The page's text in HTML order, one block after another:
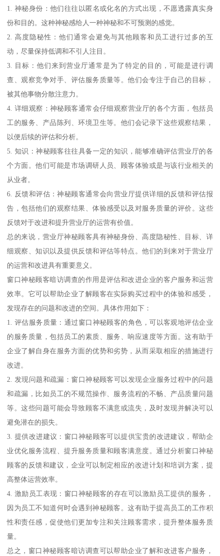
1. 神秘身份：他们往往以匿名或化名的方式出现，不愿透露真实身
份和目的。这种神秘感给人一种神秘和不可预测的感觉。
2. 高度隐秘性：他们通常会避免与其他顾客和员工进行过多的互
动，尽量保持低调和不引人注目。
3. 目标：他们来到营业厅通常是为了特定的目的，可能是进行调
查、观察竞争对手、评估服务质量等。他们会专注于自己的目标，
被其他事物分散注意力。
4. 详细观察：神秘顾客通常会仔细观察营业厅的各个方面，包括员
工的服务、产品陈列、环境卫生等。他们会记录下这些观察结果，
以便后续的评估和分析。
5. 知识：神秘顾客往往具备一定的知识，能够准确评估营业厅的各
个方面。他们可能是市场调研人员、顾客体验或是与该行业相关的
从业者。
6. 反馈和评估：神秘顾客通常会向营业厅提供详细的反馈和评估报
告，包括他们的观察结果、体验感受以及对服务质量的评价。这些
反馈对于改进和提升营业厅的运营有价值。
总的来说，营业厅神秘顾客具有神秘身份、高度隐秘性、目标、详
细观察、知识以及提供反馈和评估等特点。他们的到来对于营业厅
的运营和改进具有重要意义。
窗口神秘顾客暗访调查的作用是评估和改进企业的客户服务和运营
效率。它可以帮助企业了解顾客在实际购买过程中的体验和感受，
发现存在的问题和改进的空间。具体作用如下：
1. 评估服务质量：通过窗口神秘顾客的角色，可以客观地评估企业
的服务质量，包括员工的素质、服务、响应速度等方面。这有助于
企业了解自身在服务方面的优势和劣势，从而采取相应的措施进行
改进。
2. 发现问题和疏漏：窗口神秘顾客可以发现企业服务过程中的问题
和疏漏，比如员工的不规范操作、服务流程的不畅、产品质量问题
等。这些问题可能会导致顾客不满意或流失，及时发现并解决可以
避免潜在的损失。
3. 提供改进建议：窗口神秘顾客可以提供宝贵的改进建议，帮助企
业优化服务流程、提升服务质量和顾客满意度。通过分析窗口神秘
顾客的反馈和建议，企业可以制定相应的改进计划和培训方案，提
高整体运营效率。
4. 激励员工表现：窗口神秘顾客的存在可以激励员工提供的服务，
因为员工不知道何时会遇到神秘顾客。这有助于提高员工的工作积
性和责任感，促使他们更加专注和关注顾客需求，提升整体服务质
量。
总之，窗口神秘顾客暗访调查可以帮助企业了解和改进客户服务，